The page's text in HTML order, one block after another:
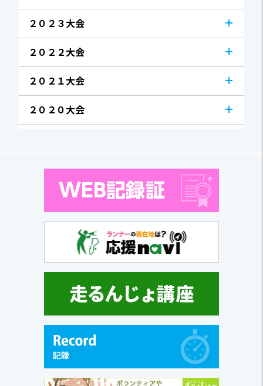
２０２３大会
２０２２大会
２０２１大会
２０２０大会